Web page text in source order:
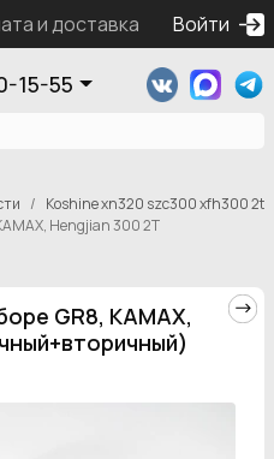
и доставка Контакты
Войти
15-55
Koshine xn320 szc300 xfh300 2t
Hengjian 300 2Т
GR8, KAMAX,